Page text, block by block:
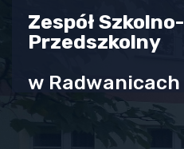
Zespół Szkolno-
Przedszkolny
w Radwanicach